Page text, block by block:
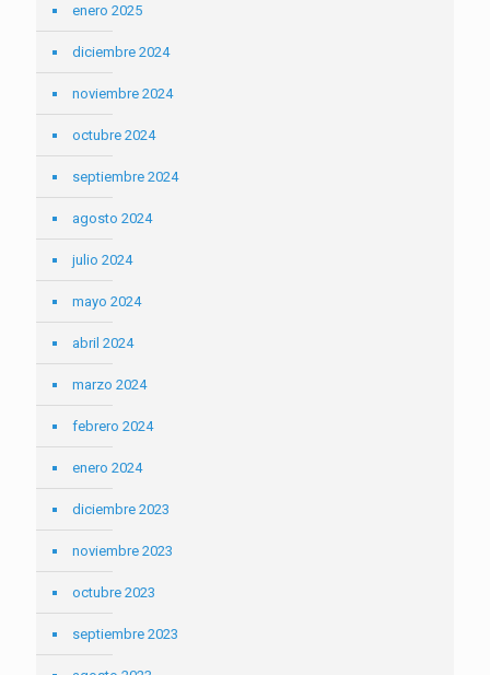
enero 2025
diciembre 2024
noviembre 2024
octubre 2024
septiembre 2024
agosto 2024
julio 2024
mayo 2024
abril 2024
marzo 2024
febrero 2024
enero 2024
diciembre 2023
noviembre 2023
octubre 2023
septiembre 2023